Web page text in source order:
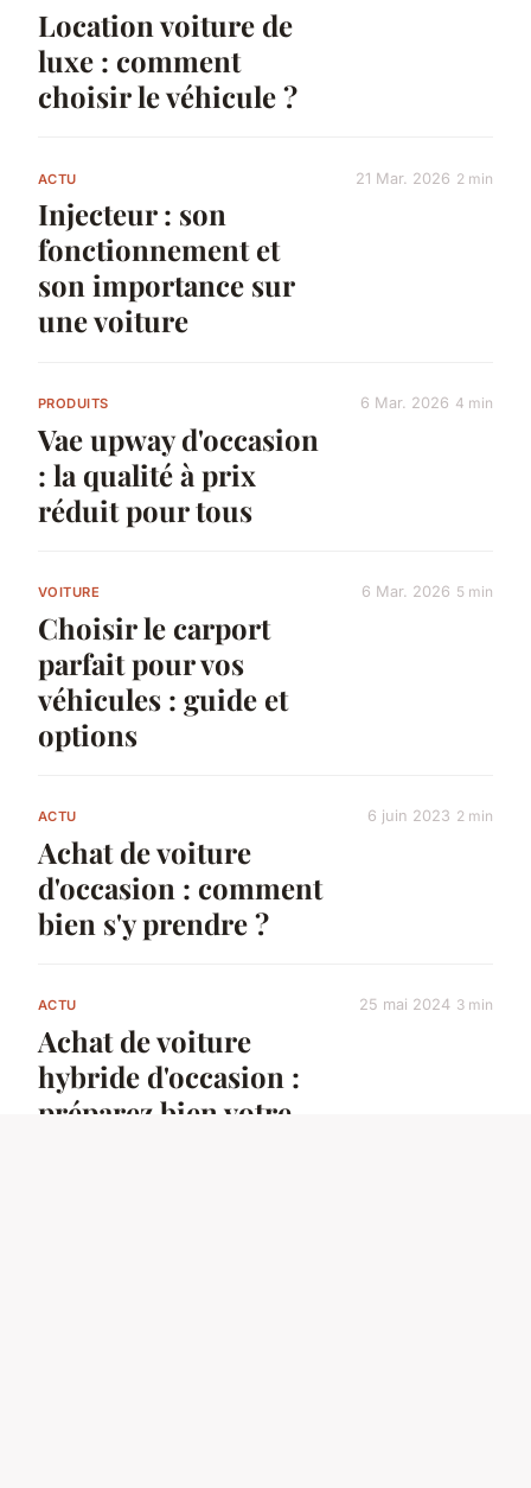
Location voiture de
luxe : comment
choisir le véhicule ?
ACTU
Injecteur : son
fonctionnement et
son importance sur
une voiture
21 Mar. 2026 2 min
PRODUITS
Vae upway d'occasion
: la qualité à prix
réduit pour tous
6 Mar. 2026 4 min
VOITURE
Choisir le carport
parfait pour vos
véhicules : guide et
options
6 Mar. 2026 5 min
ACTU
Achat de voiture
d'occasion : comment
bien s'y prendre ?
6 juin 2023 2 min
ACTU
Achat de voiture
hybride d'occasion :
préparez bien votre
25 mai 2024 3 min